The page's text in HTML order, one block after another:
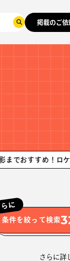
掲載のご依
め！ロケや企画に
に
条件を絞って検索
さらに詳